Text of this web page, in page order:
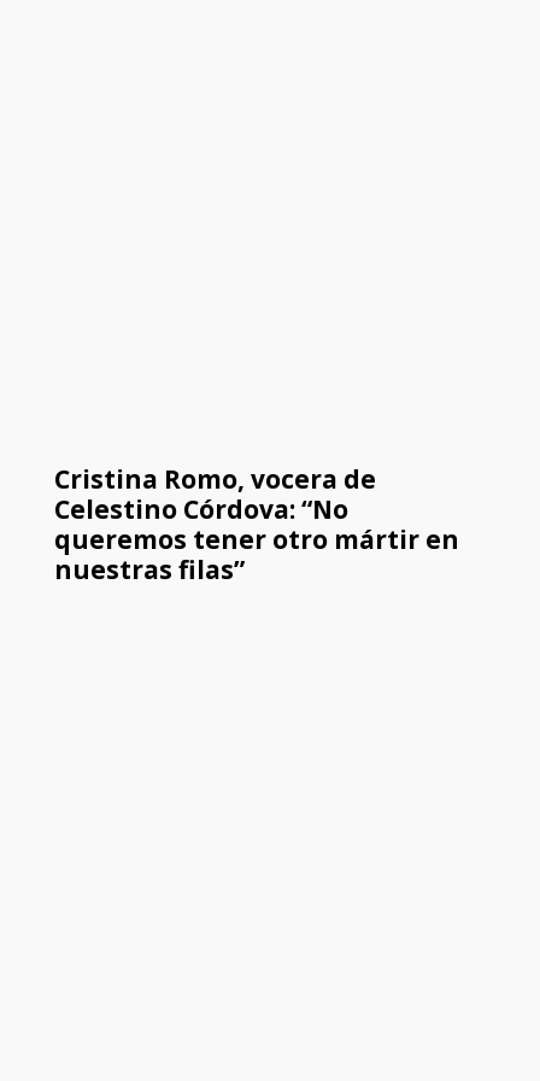
Cristina Romo, vocera de
Celestino Córdova: “No
queremos tener otro mártir en
nuestras filas”